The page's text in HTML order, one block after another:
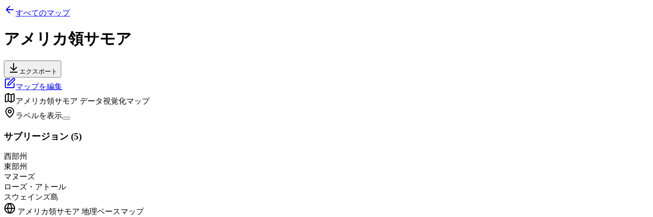
すべてのマップ
アメリカ領サモア
エクスポート
マップを編集
アメリカ領サモア データ視覚化マップ
ラベルを表示
サブリージョン (5)
西部州
東部州
マヌーズ
ローズ・アトール
スウェインズ島
アメリカ領サモア 地理ベースマップ